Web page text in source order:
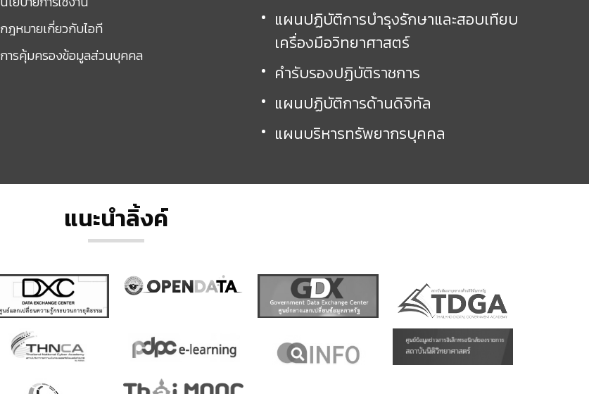
กฎหมายเกี่ยวกับไอที
การคุ้มครองข้อมูลส่วนบุคคล
แผนปฏิบัติการบำรุงรักษาและสอบเทียบ
เครื่องมือวิทยาศาสตร์
คำรับรองปฏิบัติราชการ
แผนปฏิบัติการด้านดิจิทัล
แผนบริหารทรัพยากรบุคคล
แนะนำลิ้งค์